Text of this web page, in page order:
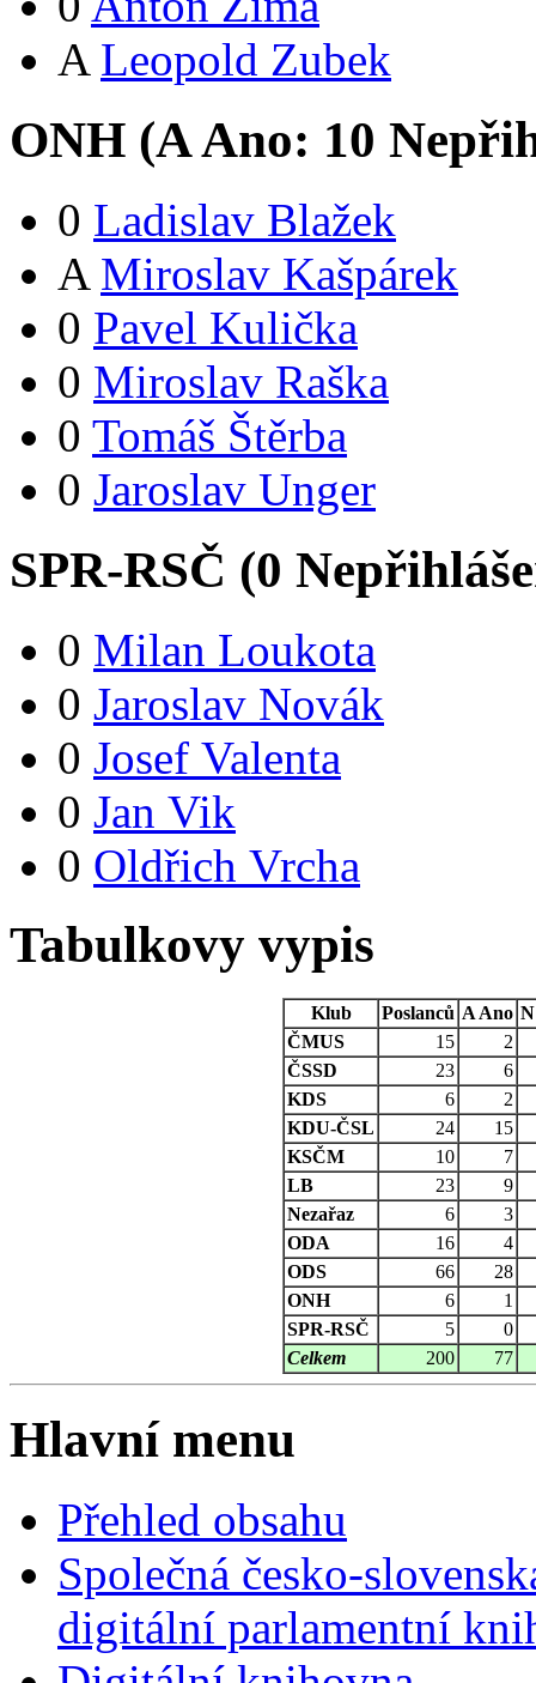
A Leopold Zubek
ONH (AAno: 10
0 Ladislav Blažek
A Miroslav Kašpárek
0 Pavel Kulička
0 Miroslav Raška
0 Tomáš Štěrba
0 Jaroslav Unger
SPR-RSČ (0
0 Milan Loukota
0 Jaroslav Novák
0 Josef Valenta
0 Jan Vik
0 Oldřich Vrcha
Tabulkovy vypis
Klub Poslanců A Ano N
ČMUS
15
2
ČSSD
23
6
KDS
6
2
KDU-ČSL
24
15
KSČM
10
7
LB
23
9
Nezařaz
6
3
ODA
16
4
ODS
66
28
ONH
6
1
SPR-RSČ
5
0
Celkem
200 77
Hlavní menu
Přehled obsahu
Společná česko-
digitální parlamentní